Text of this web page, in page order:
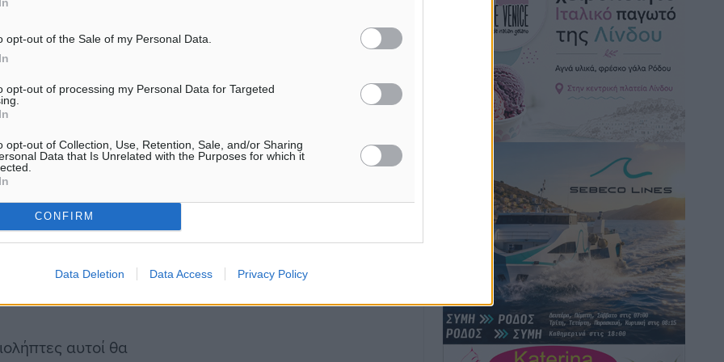
opt-out of the Sale of my Personal Data.
opt-out of processing my Personal Data for Targeted
opt-out of Collection, Use, Retention, Sale, and/or Sharing
Data that Is Unrelated with the Purposes for which it
CONFIRM
Data Deletion Data Access Privacy Policy
τη ρύθμιση έχει
είναι αυξημένη και
αυτή και τα δάνεια
ορίου στον
δανείου σε ευρώ.
το αρχικό ποσό
ισοτιμία και την
διογκώθηκε, ενώ η μη
διόγκωση της
αυτοί θα
Κικίλιας: Μειώθηκαν κατά 34% οι
μεταναστευτικές ροές στα θαλάσσια
σύνορα
• πριν 4 ώρες
Κως: Γερμανός τουρίστας κέρδισε
αποζημίωση 900 ευρώ επειδή δεν
βρήκε ξαπλώστρες στις οικογενειακές
διακοπές του
Τοπικές Ειδήσεις• πριν 4 ώρες
Ο γεωεντοπισμός μέσω 112 «έσωσε»
Δανό περιπατητή στη Ρόδο
Τοπικές Ειδήσεις πριν 4 ώρες
Σύμη: Ανασύρθηκε σορός άνδρα –